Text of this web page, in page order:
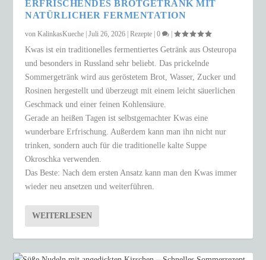
ERFRISCHENDES BROTGETRÄNK MIT
NATÜRLICHER FERMENTATION
vonKalinkasKueche |Juli 26, 2026 |Rezepte |0 |
Kwas ist ein traditionelles fermentiertes Getränk aus Osteuropa
und besonders in Russland sehr beliebt. Das prickelnde
Sommergetränk wird aus geröstetem Brot, Wasser, Zucker und
Rosinen hergestellt und überzeugt mit einem leicht säuerlichen
Geschmack und einer feinen Kohlensäure.
Gerade an heißen Tagen ist selbstgemachter Kwas eine
wunderbare Erfrischung. Außerdem kann man ihn nicht nur
trinken, sondern auch für die traditionelle kalte Suppe
Okroschka verwenden.
Das Beste: Nach dem ersten Ansatz kann man den Kwas immer
wieder neu ansetzen und weiterführen.
WEITERLESEN